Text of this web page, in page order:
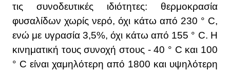
τις συνοδευτικές ιδιότητες: θερμοκρασία
φυσαλίδων χωρίς νερό, όχι κάτω από 230 ° C,
ενώ με υγρασία 3,5%, όχι κάτω από 155 ° C. Η
κινηματική τους συνοχή στους - 40 ° C και 100
° C είναι χαμηλότερη από 1800 και υψηλότερη